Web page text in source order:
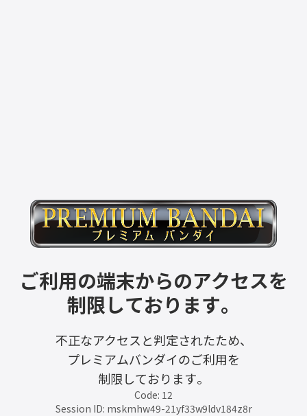
ご利用の端末からのアクセスを
制限しております。
不正なアクセスと判定されたため、
プレミアムバンダイのご利用を
制限しております。
Code: 12
Session ID: mskmhw49-21yf33w9ldv184z8r